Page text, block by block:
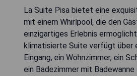
La Suite Pisa bietet eine
mit einem Whirlpool, die den
einzigartiges Erlebnis
klimatisierte Suite verfügt über
Eingang, ein Wohnzimmer, ein
ein Badezimmer mit Badewanne